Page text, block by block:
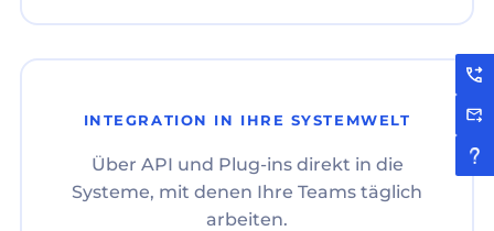
INTEGRATION IN IHRE SYSTEMWELT
Über API und Plug-ins direkt in die
Systeme, mit denen Ihre Teams täglich
arbeiten.